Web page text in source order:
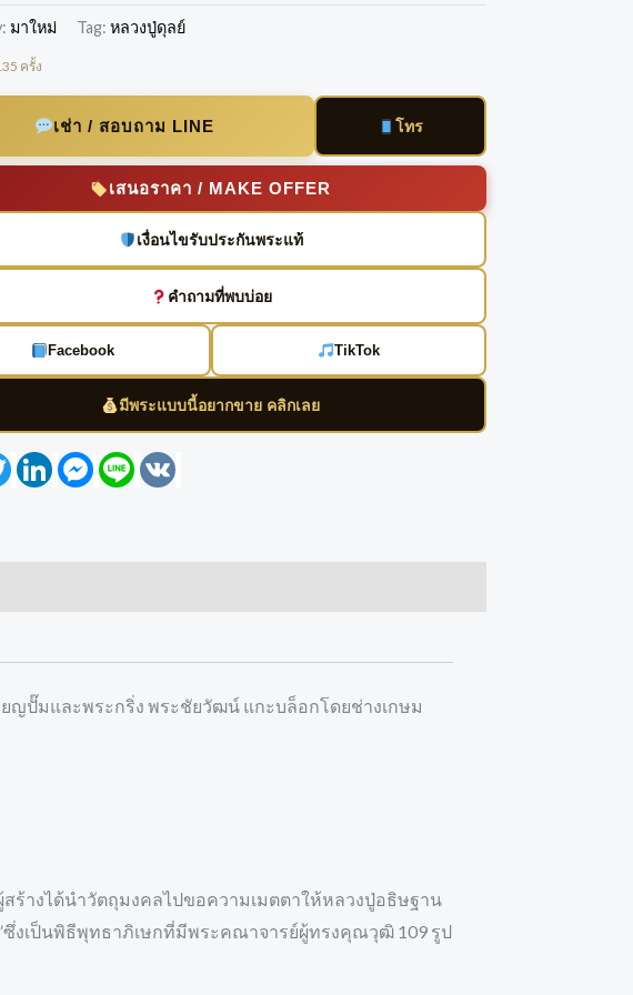
มาใหม่ Tag:หลวงปู่ดุลย์
ครั้ง
เช่า / สอบถาม LINE โทร
เสนอราคา / MAKE OFFER
เงื่อนไขรับประกันพระแท้
คำถามที่พบบ่อย
Facebook TikTok
มีพระแบบนี้อยากขาย คลิกเลย
TwitterLinkedInMessenger
Line
ญปั๊มและพระกริ่ง พระชัยวัฒน์ แกะบล็อกโดยช่างเกษม
ร้างได้นำวัตถุมงคลไปขอความเมตตาให้หลวงปู่อธิษฐาน
ซึ่งเป็นพิธีพุทธาภิเษกที่มีพระคณาจารย์ผู้ทรงคุณวุฒิ 109 รูป